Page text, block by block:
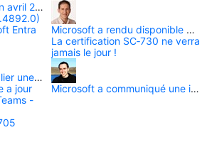
avril 2026 la disponibilité générale (
Entra
une mise à jour (1.5.4892.0) du
a jour
-
La certification SC‑730 ne verra
jamais le jour !
Microsoft a communiqué une